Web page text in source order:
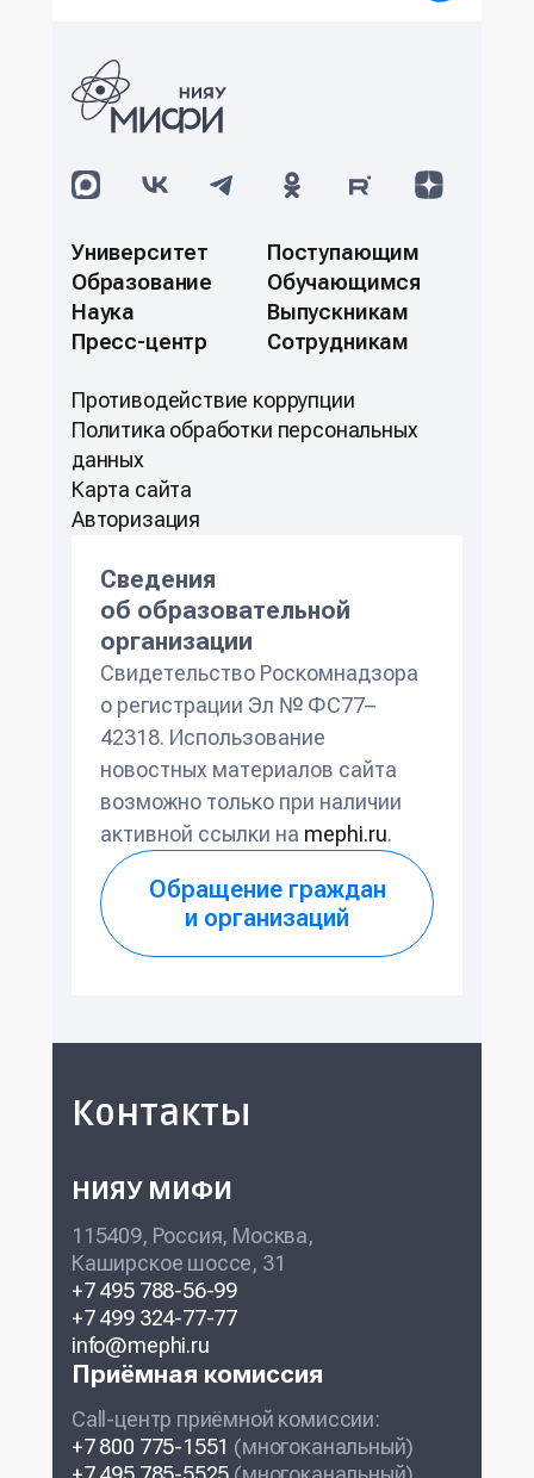
Университет
Образование
Наука
Пресс-центр
Поступающим
Обучающимся
Выпускникам
Сотрудникам
Противодействие коррупции
Политикa обработки персональных
данных
Карта сайта
Авторизация
Сведения
об образовательной
организации
Свидетельство Роскомнадзора
о регистрации Эл № ФС77–
42318. Использование
новостных материалов сайта
возможно только при наличии
активной ссылки на mephi.ru.
Обращение граждан
и организаций
Контакты
НИЯУ МИФИ
115409, Россия, Москва,
Каширское шоссе, 31
+7 495 788-56-99
+7 499 324-77-77
info@mephi.ru
Приёмная комиссия
Call-центр приёмной комиссии:
+7 800 775-1551 (многоканальный)